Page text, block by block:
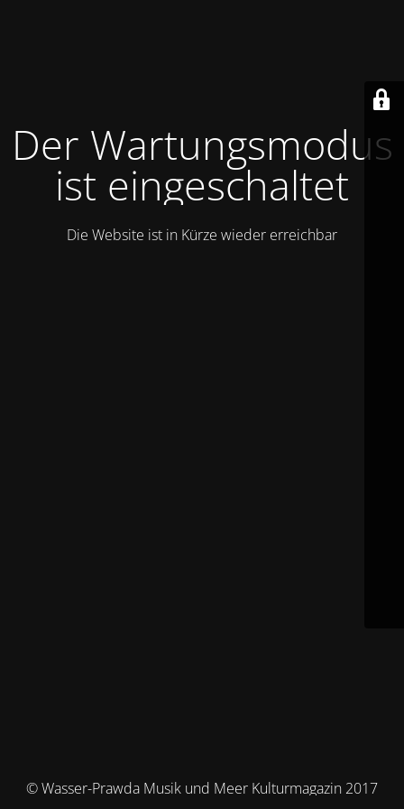
Der Wartungsmodus
ist eingeschaltet
Die Website ist in Kürze wieder erreichbar
© Wasser-Prawda Musik und Meer Kulturmagazin 2017